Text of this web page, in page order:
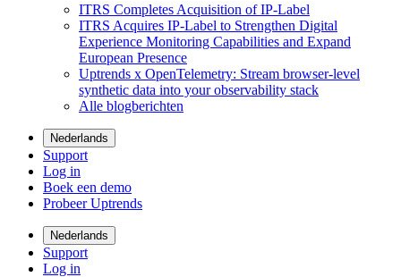
ITRS Completes Acquisition of IP-Label
ITRS Acquires IP-Label to Strengthen Digital
Experience Monitoring Capabilities and Expand
European Presence
Uptrends x OpenTelemetry: Stream browser-level
synthetic data into your observability stack
Alle blogberichten
Nederlands
Support
Log in
Boek een demo
Probeer Uptrends
Nederlands
Support
Log in